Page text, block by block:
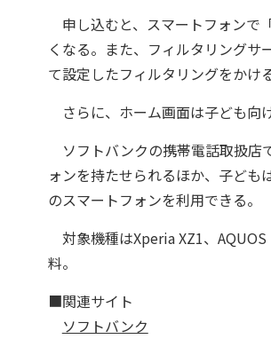
申し込むと、スマートフォンで
くなる。また、フィルタリング
て設定したフィルタリングをかけ
さらに、ホーム画面は子ども向
ソフトバンクの携帯電話取扱店
ォンを持たせられるほか、子ど
のスマートフォンを利用できる。
対象機種はXperia XZ1、
料。
■関連サイト
ソフトバンク